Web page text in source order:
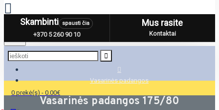
Menu
0 prekė(s) - 0.00€
Skambinti spausti čia
+370 5 260 90 10
Mus rasite
Kontaktai
Vasarinės padangos
Vasarinės padangos 175/80